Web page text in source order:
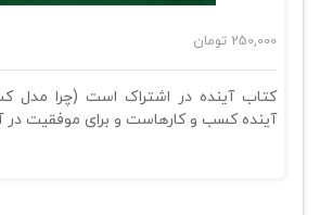
250,000 تومان
کتاب آینده در اشتراک است (چرا مدل
آینده کسب و کارهاست و برای موفقیت در